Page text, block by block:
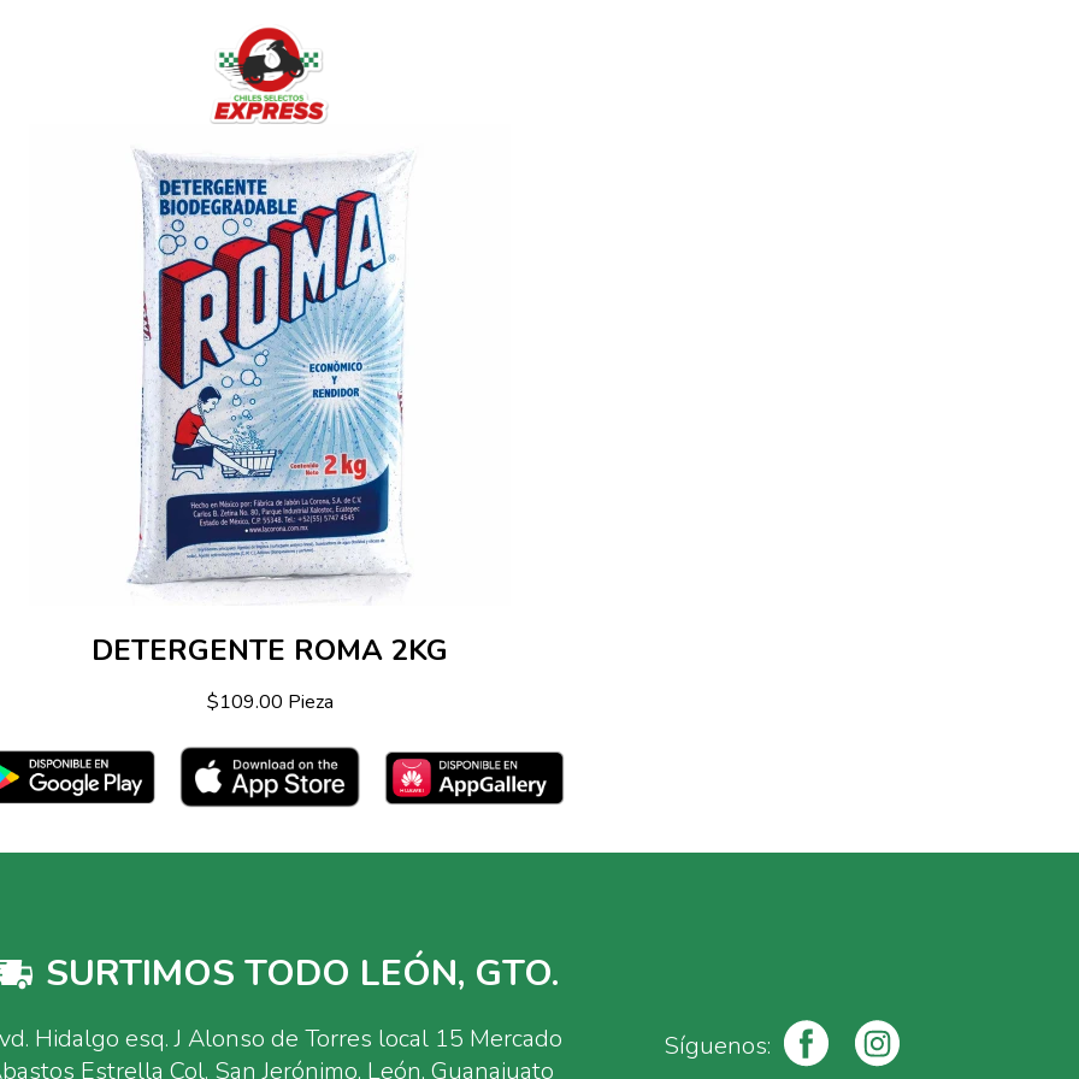
DETERGENTE ROMA 2KG
$109.00 Pieza
SURTIMOS TODO LEÓN, GTO.
Hidalgo esq. J Alonso de Torres local 15 Mercado
Estrella Col. San Jerónimo, León, Guanajuato
Síguenos: